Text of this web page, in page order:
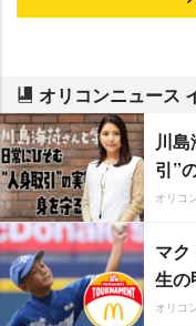
オリコンニュース
川
引”
オリコ
マ
生の
オリコ